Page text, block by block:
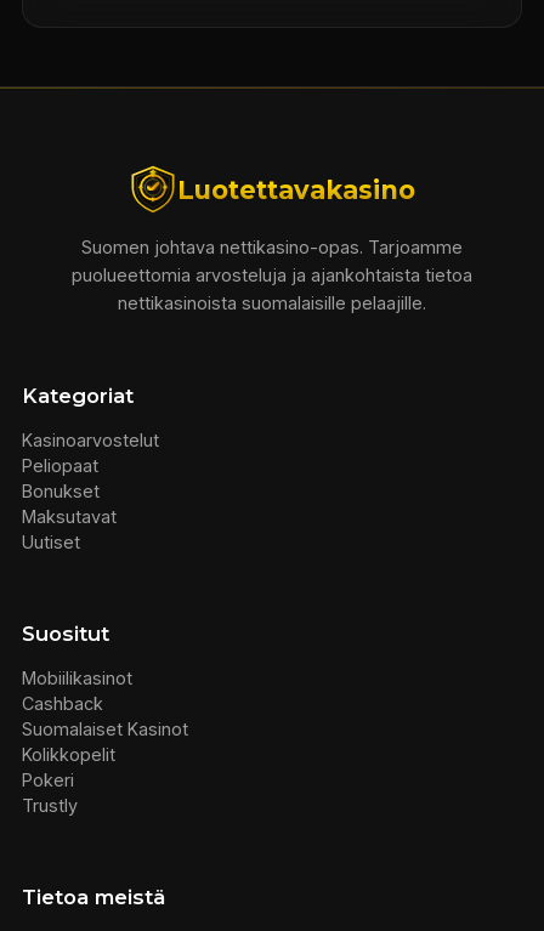
Luotettavakasino
Suomen johtava nettikasino-opas. Tarjoamme
puolueettomia arvosteluja ja ajankohtaista tietoa
nettikasinoista suomalaisille pelaajille.
Kategoriat
Kasinoarvostelut
Peliopaat
Bonukset
Maksutavat
Uutiset
Suositut
Mobiilikasinot
Cashback
Suomalaiset Kasinot
Kolikkopelit
Pokeri
Trustly
Tietoa meistä